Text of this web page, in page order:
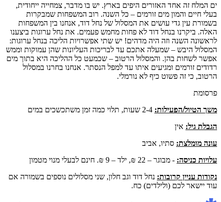
ים המלח זה אחד האזורים היפים בארץ. יש בו מדבר, צמחייה ייחודית,
בעלי חיים והמון מים זורמים – כל השנה. רוב המשפחות שמבקרות
בשמורת עין גדי עושים את המסלול של נחל דוד, אנחנו בין המשפחות
האלה. ביקרנו בנחל דוד לא פחות מחמש פעמים. את נחל ערוגות ביצענו
לראשונה השנה וזה היה מדהים! יש שתי אפשרויות הליכה בנחל ערוגות:
המסלול היבש – שמעלה אתכם עד לבריכות העליונות שהן עמוקות וממש
אפשר לשחות בהן. והמסלול הרטוב – שכמעט כל ההליכה היא בתוך מים
רדודים זורמים ומגיעים איתו עד למפל הנסתר. אנחנו בחרנו במסלול
הרטוב, כי זה פשוט כיף לא נורמלי.
פרסומת
משך הטיול/הפעילות:
הגבלת גיל: אין
עונה מומלצת: סתיו, אביב
עלויות כניסה: - מבוגר – 22 ₪, ילד – 9 ₪. חינם לבעלי מנוי מטמון
נקודות עניין קרובות: נחל דוד וגב חלון, שני מסלולים נוספים בשמורה אם
עוד יישאר לכם (ולילדים) כח.